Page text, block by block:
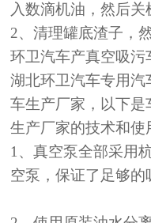
入数滴机油，然后关
2、清理罐底渣子，
环卫汽车产真空吸污
湖北环卫汽车专用汽
车生产厂家，以下
生产厂家的技术和使
1、真空泵全部采用
空泵，保证了足够的